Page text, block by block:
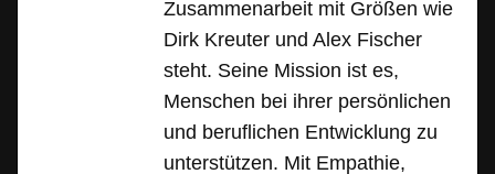
Zusammenarbeit mit Größen wie
Dirk Kreuter und Alex Fischer
steht. Seine Mission ist es,
Menschen bei ihrer persönlichen
und beruflichen Entwicklung zu
unterstützen. Mit Empathie,